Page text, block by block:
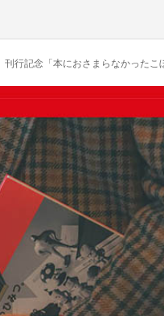
刊行記念「本におさまらなかったこ